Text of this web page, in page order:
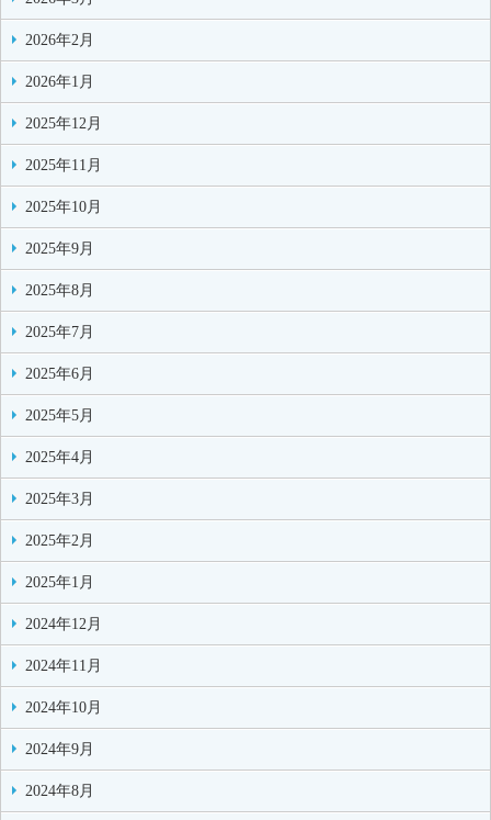
2026年2月
2026年1月
2025年12月
2025年11月
2025年10月
2025年9月
2025年8月
2025年7月
2025年6月
2025年5月
2025年4月
2025年3月
2025年2月
2025年1月
2024年12月
2024年11月
2024年10月
2024年9月
2024年8月